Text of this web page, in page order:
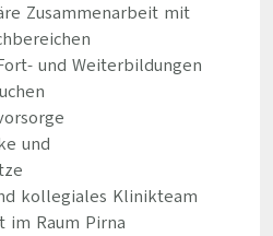
Zusammenarbeit mit
und Weiterbildungen
und
kollegiales Klinikteam
Raum Pirna